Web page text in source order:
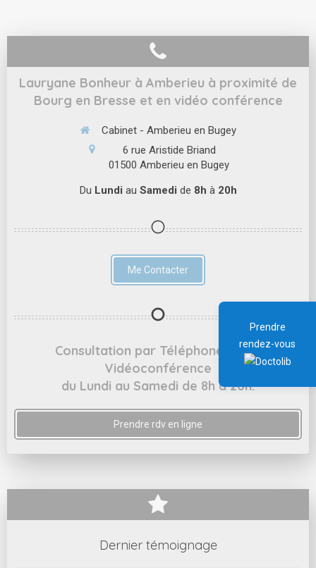
Lauryane Bonheur à Amberieu à proximité de
Bourg en Bresse et en vidéo conférence
Cabinet - Amberieu en Bugey
6 rue Aristide Briand
01500 Amberieu en Bugey
Du Lundi au Samedi de 8h à 20h
Me Contacter
Consultation par Téléphone ou en
Vidéoconférence
du Lundi au Samedi de 8h à 20h.
Prendre rdv en ligne
Dernier témoignage
Prendre
rendez-vous